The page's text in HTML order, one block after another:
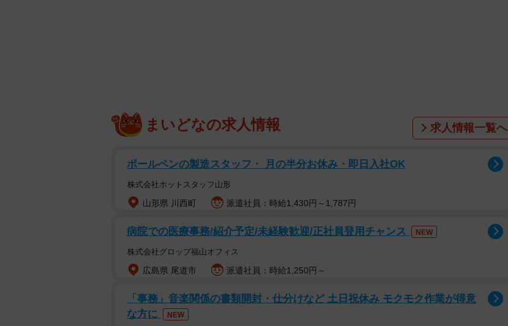
まいどなの求人情報 求人情報一覧へ
ボールペンの製造スタッフ・ 月の半分お休み・即日入社OK
株式会社ホットスタッフ山形
山形県 川西町 派遣社員：時給1,430円～1,787円
病院での医療事務/紹介予定/未経験歓迎/正社員登用チャンス NEW
株式会社グロップ福山オフィス
広島県 尾道市 派遣社員：時給1,250円～
「事務」音楽関係の書類開封・仕分けなど 土日祝休み モクモク作業が得意
な方に
NEW